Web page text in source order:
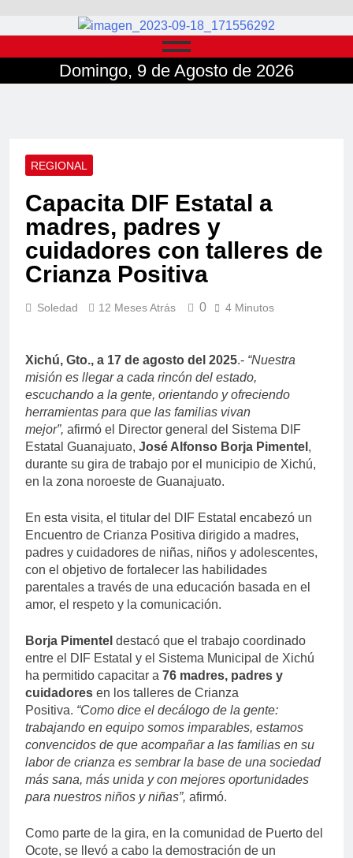
Domingo, 9 de Agosto de 2026
REGIONAL
Capacita DIF Estatal a
madres, padres y
cuidadores con talleres de
Crianza Positiva
Soledad 12 Meses Atrás 0 4 Minutos
Xichú, Gto., a 17 de agosto del 2025.- “Nuestra
misión es llegar a cada rincón del estado,
escuchando a la gente, orientando y ofreciendo
herramientas para que las familias vivan
mejor”, afirmó el Director general del Sistema DIF
Estatal Guanajuato, José Alfonso Borja Pimentel ,
durante su gira de trabajo por el municipio de Xichú,
en la zona noroeste de Guanajuato.
En esta visita, el titular del DIF Estatal encabezó un
Encuentro de Crianza Positiva dirigido a madres,
padres y cuidadores de niñas, niños y adolescentes,
con el objetivo de fortalecer las habilidades
parentales a través de una educación basada en el
amor, el respeto y la comunicación.
Borja Pimentel destacó que el trabajo coordinado
entre el DIF Estatal y el Sistema Municipal de Xichú
ha permitido capacitar a 76 madres, padres y
cuidadores en los talleres de Crianza
Positiva. “Como dice el decálogo de la gente:
trabajando en equipo somos imparables, estamos
convencidos de que acompañar a las familias en su
labor de crianza es sembrar la base de una sociedad
más sana, más unida y con mejores oportunidades
para nuestros niños y niñas”, afirmó.
Como parte de la gira, en la comunidad de Puerto del
Ocote, se llevó a cabo la demostración de un